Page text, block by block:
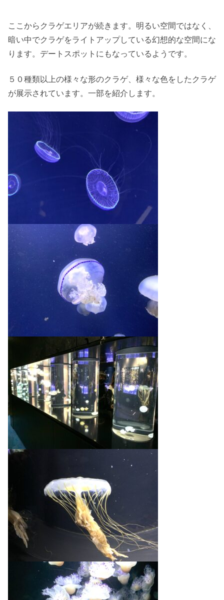
ここからクラゲエリアが続きます。明るい空間ではなく、
暗い中でクラゲをライトアップしている幻想的な空間にな
ります。デートスポットにもなっているようです。
５０種類以上の様々な形のクラゲ、様々な色をしたクラゲ
が展示されています。一部を紹介します。